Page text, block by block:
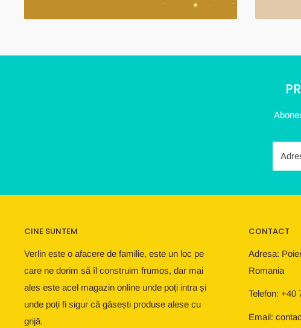
CINE SUNTEM
Verlin este o afacere de familie, este un loc pe
care ne dorim să îl construim frumos, dar mai
ales este acel magazin online unde poți intra și
unde poți fi sigur că găsești produse alese cu
grijă.
CONTACT
Adresa:
Romania
Telefon: +40
Email: